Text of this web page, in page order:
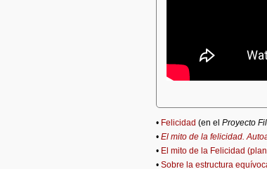
• Felicidad (en el Proyecto
• El mito de la felicidad.
• El mito de la Felicidad
• Sobre la estructura